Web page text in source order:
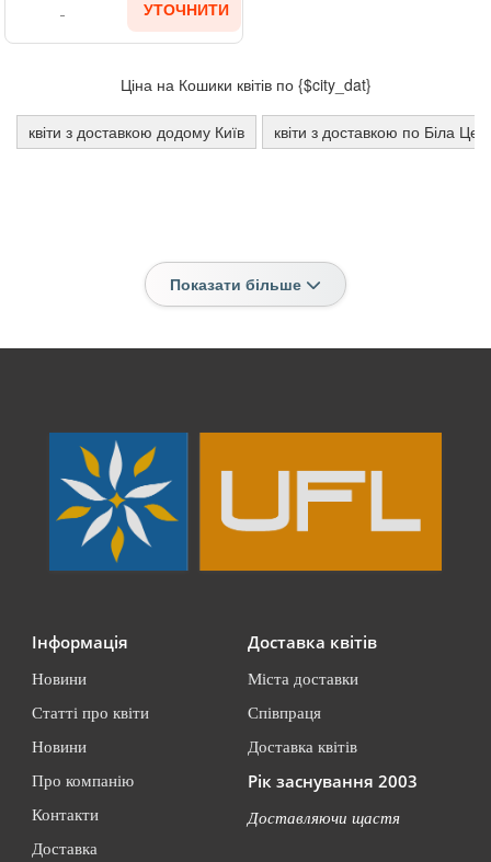
УТОЧНИТИ
Ціна на Кошики квітів по {$city_dat}
квіти з доставкою додому Київ квіти з доставкою по Біла
Показати більше
Інформація
Новини
Статті про квіти
Новини
Про компанію
Контакти
Доставка
Доставка квітів
Міста доставки
Співпраця
Доставка квітів
Рік заснування 2003
Доставляючи щастя